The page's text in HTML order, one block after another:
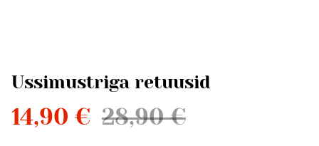
Ussimustriga retuusid
14,90 € 28,90 €